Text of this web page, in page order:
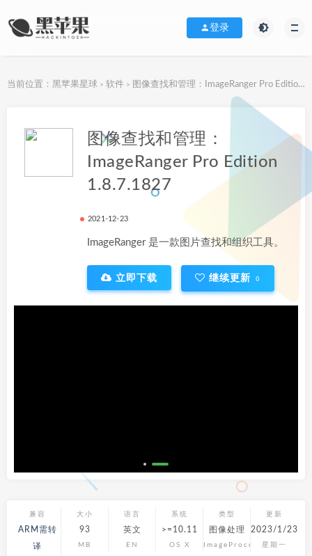
登录
当前位置： 黑苹果星球 > 软件 > 图像查找和管理：ImageRanger Pro Edition 1.8.7.1827
图像查找和管理：
ImageRanger Pro Edition
1.8.7.1827
2021-12-23
ImageRanger 是一款图片查找和组织工具。
立即下载 继续更新 0
兼容
ARM需转
译
大小
93
MB
语言
英文
EN
系统
>=10.11
OS X
类型
图像处理
ImageProcess
更新
2023/1/23
星期一